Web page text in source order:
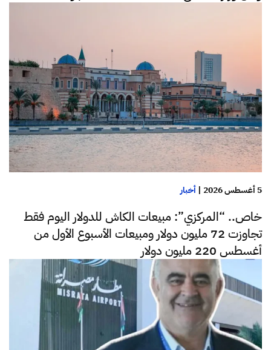
5 أغسطس 2026 | أخبار
خاص.. “المركزي”: مبيعات الكاش للدولار اليوم فقط
تجاوزت 72 مليون دولار ومبيعات الأسبوع الأول من
أغسطس 220 مليون دولار